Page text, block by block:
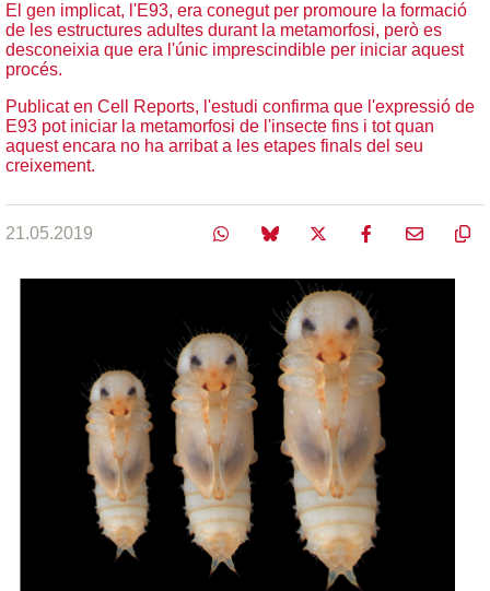
El gen implicat, l'E93, era conegut per promoure la formació
de les estructures adultes durant la metamorfosi, però es
desconeixia que era l'únic imprescindible per iniciar aquest
procés.
Publicat en Cell Reports, l'estudi confirma que l'expressió de
E93 pot iniciar la metamorfosi de l'insecte fins i tot quan
aquest encara no ha arribat a les etapes finals del seu
creixement.
21.05.2019